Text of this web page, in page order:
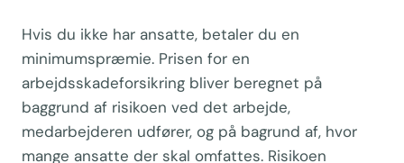
Hvis du ikke har ansatte, betaler du en
minimumspræmie. Prisen for en
arbejdsskadeforsikring bliver beregnet på
baggrund af risikoen ved det arbejde,
medarbejderen udfører, og på bagrund af, hvor
mange ansatte der skal omfattes. Risikoen